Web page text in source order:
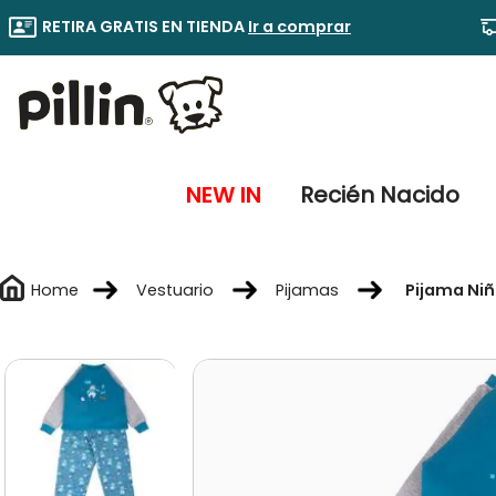
RETIRA GRATIS EN TIENDA Ir a comprar
NEW IN Recién Nacido
Vestuario Pijamas Pijama